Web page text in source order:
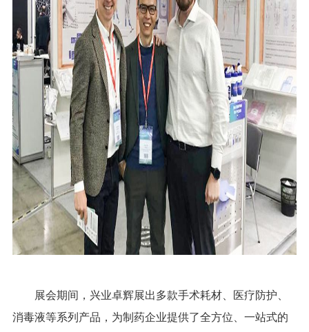
展会期间，兴业卓辉展出多款手术耗材、医疗防护、
消毒液等系列产品，为制药企业提供了全方位、一站式的